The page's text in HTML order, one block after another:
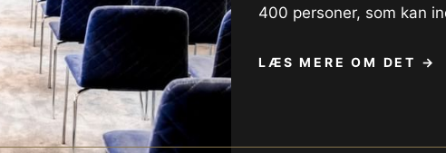
400 personer, som kan
LÆS MERE OM DET